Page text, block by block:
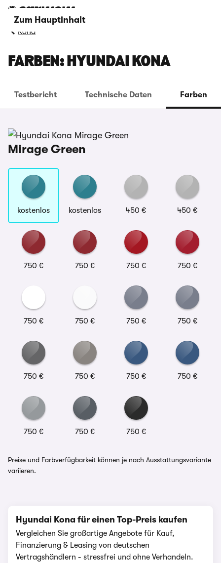
Zum Hauptinhalt
Kona
FARBEN: HYUNDAI KONA
Testbericht Technische Daten Farben
Mirage Green
kostenlos kostenlos 450 € 450 €
750 € 750 € 750 € 750 €
750 € 750 € 750 € 750 €
750 € 750 € 750 € 750 €
750 € 750 € 750 €
Preise und Farbverfügbarkeit können je nach Ausstattungsvariante
variieren.
Hyundai Kona für einen Top-Preis kaufen
Vergleichen Sie großartige Angebote für Kauf,
Finanzierung & Leasing von deutschen
Vertragshändlern - stressfrei und ohne Verhandeln.